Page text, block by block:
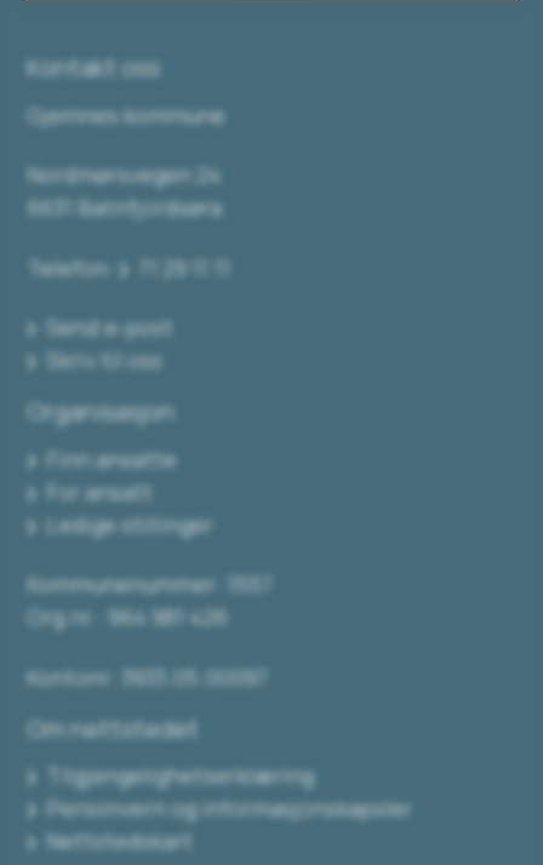
Kontakt oss
Gjemnes kommune
Nordmørsvegen 24
6631 Batnfjordsøra
Telefon: 71 29 11 11
Send e-post
Skriv til oss
Organisasjon
Finn ansatte
For ansatt
Ledige stillinger
Kommunenummer: 1557
Org.nr.: 964 981 426
Kontonr: 3933.05.00097
Om nettstedet
Tilgjengelighetserklæring
Personvern og informasjonskapsler
Nettstedskart